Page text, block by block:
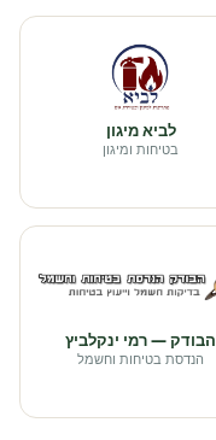
לביא מיגון
בטיחות ומיגון
הבודק — רמי ינקלביץ
הנדסת בטיחות וחשמל